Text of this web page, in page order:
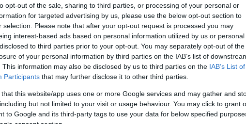
opt-out of the sale, sharing to third parties, or processing of your personal or
for targeted advertising by us, please use the below opt-out section to
selection. Please note that after your opt-out request is processed you may
interest-based ads based on personal information utilized by us or personal
to third parties prior to your opt-out. You may separately opt-out of the
of your personal information by third parties on the IAB’s list of
This information may also be disclosed by us to third parties on the IAB’s List of
Participants that may further disclose it to other third parties.
that this website/app uses one or more Google services and may gather and
but not limited to your visit or usage behaviour. You may click to grant
to Google and its third-party tags to use your data for below specified
consent section.